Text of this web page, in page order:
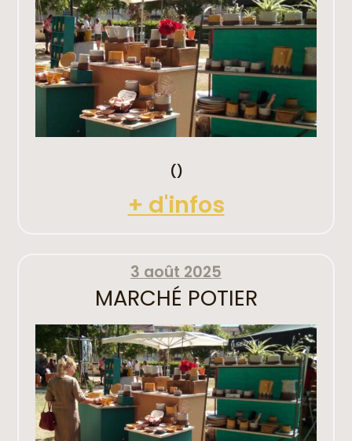
()
+ d'infos
3 août 2025
MARCHÉ POTIER